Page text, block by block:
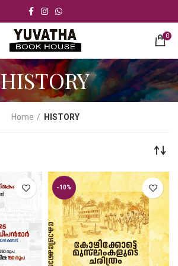
0
HISTORY
Home HISTORY
-10%